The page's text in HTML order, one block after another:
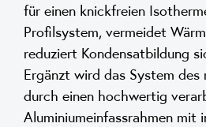
für einen knickfreien
Profilsystem, vermeidet
reduziert Kondensatbildung
Ergänzt wird das System des
durch einen hochwertig
Aluminiumeinfassrahmen mit